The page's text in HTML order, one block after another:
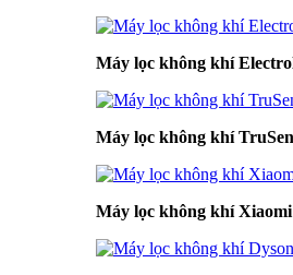
Máy lọc không khí
Máy lọc không khí
Máy lọc không khí Xiaomi